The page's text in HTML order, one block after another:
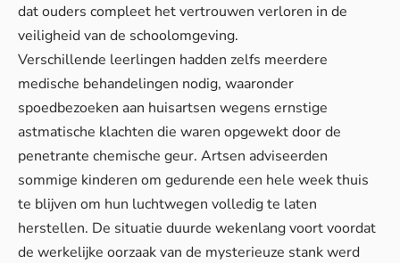
datouders compleet het vertrouwen verloren in de
veiligheid van de schoolomgeving.
Verschillende leerlingen hadden zelfs meerdere
medische behandelingen nodig, waaronder
spoedbezoeken aan huisartsen wegens ernstige
astmatische klachten die waren opgewekt door de
penetrante chemische geur. Artsen adviseerden
sommige kinderen om gedurende een hele week thuis
te blijven om hun luchtwegen volledig te laten
herstellen. De situatie duurde wekenlang voort voordat
de werkelijke oorzaak van de mysterieuze stank werd